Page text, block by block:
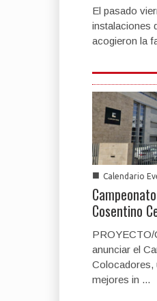
El pasado
instalaciones
acogieron la
■ Calendario
Cosentino
PROYECTO/
anunciar el
Colocadores,
mejores in ...